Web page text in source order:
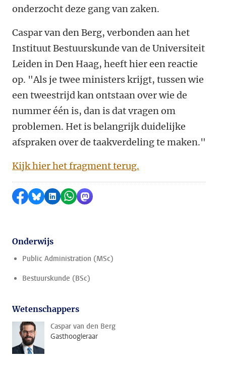
onderzocht deze gang van zaken.
Caspar van den Berg, verbonden aan het
Instituut Bestuurskunde van de Universiteit
Leiden in Den Haag, heeft hier een reactie
op. "Als je twee ministers krijgt, tussen wie
een tweestrijd kan ontstaan over wie de
nummer één is, dan is dat vragen om
problemen. Het is belangrijk duidelijke
afspraken over de taakverdeling te maken."
Kijk hier het fragment terug.
Delen op Facebook
Delen via Bluesky
Delen op LinkedIn
Delen via WhatsApp
Delen via Mastodon
Onderwijs
Public Administration (MSc)
Bestuurskunde (BSc)
Wetenschappers
Caspar van den Berg
Gasthoogleraar